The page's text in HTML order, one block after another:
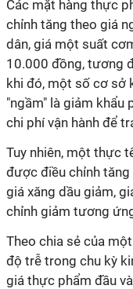
Các mặt hàng thực
chỉnh tăng theo giá
dân, giá một suất
10.000 đồng, tương
khi đó, một số cơ sở
"ngầm" là giảm khẩu
chi phí vận hành để
Tuy nhiên, một thực
được điều chỉnh tăng
giá xăng dầu giảm,
chỉnh giảm tương
Theo chia sẻ của
độ trễ trong chu kỳ
giá thực phẩm đầu